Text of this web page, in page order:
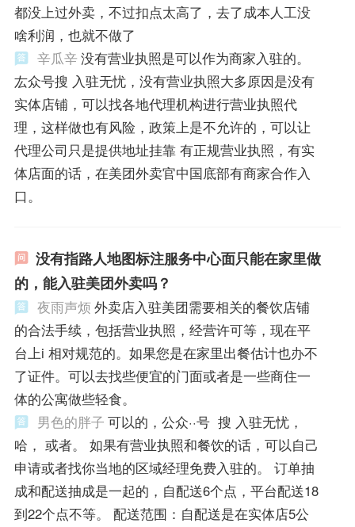
都没上过外卖，不过扣点太高了，去了成本人工没
啥利润，也就不做了
辛瓜辛 没有营业执照是可以作为商家入驻的。
厷众号搜 入驻无忧，没有营业执照大多原因是没有
实体店铺，可以找各地代理机构进行营业执照代
理，这样做也有风险，政策上是不允许的，可以让
代理公司只是提供地址挂靠 有正规营业执照，有实
体店面的话，在美团外卖官中国底部有商家合作入
口。
没有指路人地图标注服务中心面只能在家里做
的，能入驻美团外卖吗？
夜雨声烦外卖店入驻美团需要相关的餐饮店铺
的合法手续，包括营业执照，经营许可等，现在平
台上i 相对规范的。如果您是在家里出餐估计也办不
了证件。可以去找些便宜的门面或者是一些商住一
体的公寓做些轻食。
男色的胖子 可以的，公众··号 搜 入驻无忧，
哈， 或者。 如果有营业执照和餐饮的话，可以自己
申请或者找你当地的区域经理免费入驻的。 订单抽
成和配送抽成是一起的，自配送6个点，平台配送18
到22个点不等。 配送范围：自配送是在实体店5公